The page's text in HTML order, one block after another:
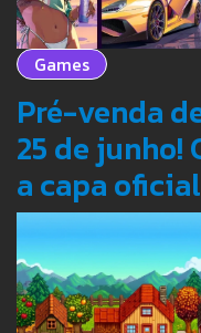
Games
Pré-venda
25 de junho!
a capa